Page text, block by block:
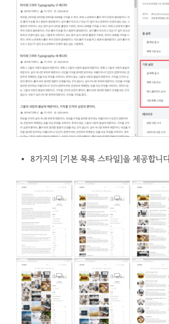
8가지의 [기본 목록 스타일]을 제공합니